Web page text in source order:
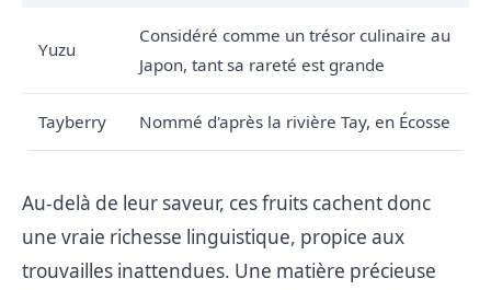
Yuzu
Considéré comme un trésor culinaire au
Japon, tant sa rareté est grande
Tayberry Nommé d'après la rivière Tay, en Écosse
Au-delà de leur saveur, ces fruits cachent donc
une vraie richesse linguistique, propice aux
trouvailles inattendues. Une matière précieuse